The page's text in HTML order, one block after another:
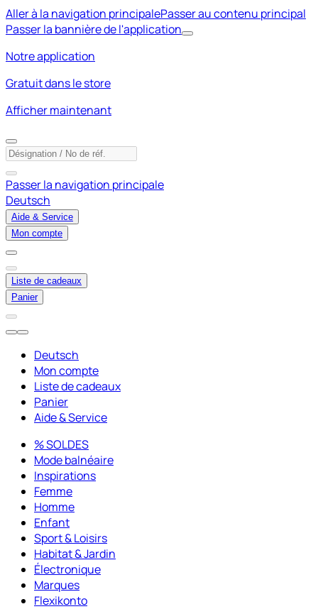
Aller à la navigation principalePasser au contenu principal
Passer la bannière de l'application
Notre application
Gratuit dans le store
Afficher maintenant
Passer la navigation principale
Deutsch
Aide & Service
Mon compte
Liste de cadeaux
Panier
Deutsch
Mon compte
Liste de cadeaux
Panier
Aide & Service
% SOLDES
Mode balnéaire
Inspirations
Femme
Homme
Enfant
Sport & Loisirs
Habitat & Jardin
Électronique
Marques
Flexikonto